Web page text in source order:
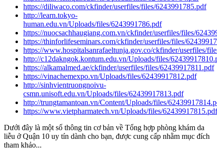
https://diliwaco.com/ckfinder/userfiles/files/6243991785.pdf
http://learn.tokyo-
human.edu.vn/Uploads/files/6243991786.pdf
https://nuocsachhaugiang.com.vn/ckfinder/userfiles/files/
https://thinforlifeseminars.com/ckfinder/userfiles/files/
https://www.hospitalsanrafaeltunja.gov.co/ckfinder/userfiles/
http://c12dakngok.kontum.edu.vn/Uploads/files/
https://alkamalmed.ae/ckfinder/userfiles/files/62439917811.pdf
https://vinachemexpo.vn/Uploads/files/62439917812.pdf
http://sinhvientruongnoivu-
csmn.unisoft.edu.vn/Uploads/files/62439917813.pdf
http://trungtamantoan.vn/Content/Uploads/files/
https://www.vietpharmatech.vn/Uploads/files/62439917815.pdf
Dưới đây là một số thông tin cơ bản về Tổng hợp phòng khám da
liễu ở Quận 10 uy tín dành cho bạn, được cung cấp nhằm mục đích
tham khảo...